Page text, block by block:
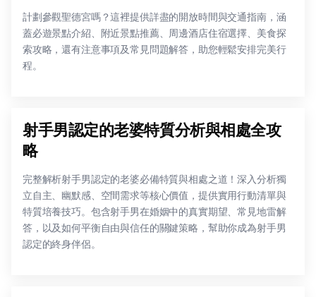
計劃參觀聖德宮嗎？這裡提供詳盡的開放時間與交通指南，涵
蓋必遊景點介紹、附近景點推薦、周邊酒店住宿選擇、美食探
索攻略，還有注意事項及常見問題解答，助您輕鬆安排完美行
程。
射手男認定的老婆特質分析與相處全攻
略
完整解析射手男認定的老婆必備特質與相處之道！深入分析獨
立自主、幽默感、空間需求等核心價值，提供實用行動清單與
特質培養技巧。包含射手男在婚姻中的真實期望、常見地雷解
答，以及如何平衡自由與信任的關鍵策略，幫助你成為射手男
認定的終身伴侶。